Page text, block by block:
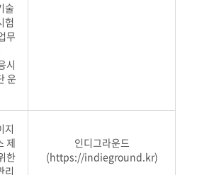
술
험
무
시
운
지
제
한
리
인디그라운드
(https://indieground.kr)